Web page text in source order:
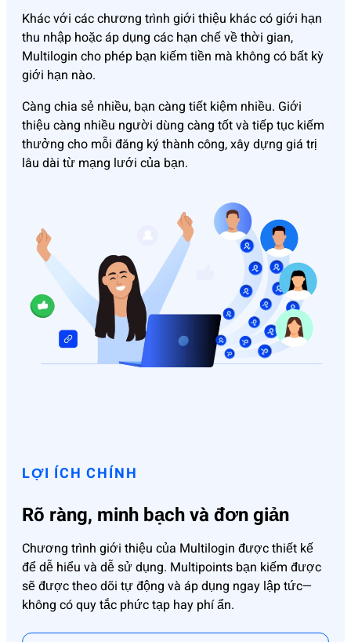
Khác với các chương trình giới thiệu khác có giới hạn
thu nhập hoặc áp dụng các hạn chế về thời gian,
Multilogin cho phép bạn kiếm tiền mà không có bất kỳ
giới hạn nào.
Càng chia sẻ nhiều, bạn càng tiết kiệm nhiều. Giới
thiệu càng nhiều người dùng càng tốt và tiếp tục kiếm
thưởng cho mỗi đăng ký thành công, xây dựng giá trị
lâu dài từ mạng lưới của bạn.
LỢI ÍCH CHÍNH
Rõ ràng, minh bạch và đơn giản
Chương trình giới thiệu của Multilogin được thiết kế
để dễ hiểu và dễ sử dụng. Multipoints bạn kiếm được
sẽ được theo dõi tự động và áp dụng ngay lập tức—
không có quy tắc phức tạp hay phí ẩn.